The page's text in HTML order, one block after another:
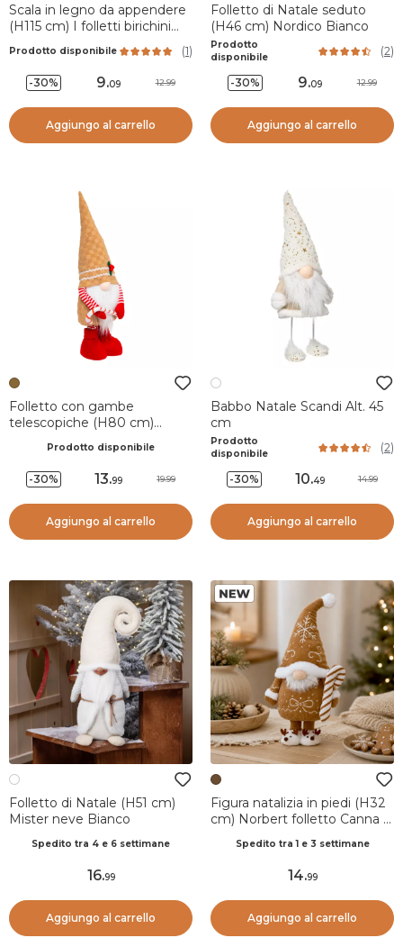
Scala in legno da appendere
(H115 cm) I folletti birichini
Prodotto disponibile (1)
-30% 9.09 12.99
Aggiungo al carrello
Folletto di Natale seduto
(H46 cm) Nordico Bianco
Prodotto
disponibile
(2)
-30% 9.09 12.99
Aggiungo al carrello
Folletto con gambe
telescopiche (H80 cm)
Marrone chiaro
Prodotto disponibile
-30% 13.99 19.99
Aggiungo al carrello
Babbo Natale Scandi Alt. 45
cm
Prodotto
disponibile
(2)
-30% 10.49 14.99
Aggiungo al carrello
Folletto di Natale (H51 cm)
Mister neve Bianco
Spedito tra 4 e 6 settimane
16.99
Aggiungo al carrello
Figura natalizia in piedi (H32
cm) Norbert folletto Canna di
Spedito tra 1 e 3 settimane
14.99
Aggiungo al carrello